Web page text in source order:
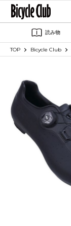
読み物
TOP Bicycle Club